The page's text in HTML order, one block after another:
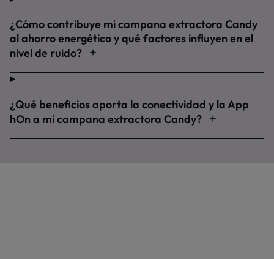
¿Cómo contribuye mi campana extractora Candy
al ahorro energético y qué factores influyen en el
nivel de ruido?
¿Qué beneficios aporta la conectividad y la App
hOn a mi campana extractora Candy?